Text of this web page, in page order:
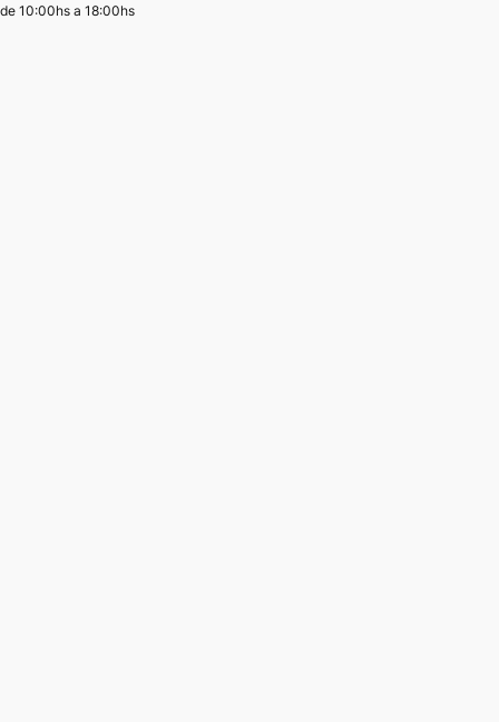
de 10:00hs a 18:00hs